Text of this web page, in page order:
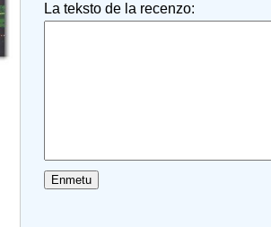
La teksto de la recenzo: